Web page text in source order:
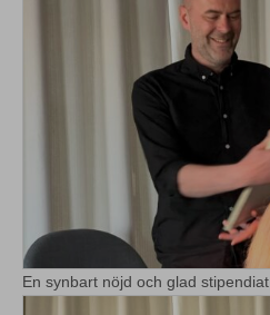
En synbart nöjd och glad stipendiat.